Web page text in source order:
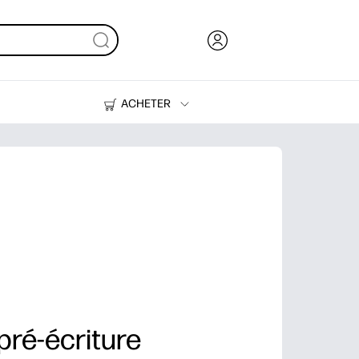
ACHETER
Des imprimantes
écriture